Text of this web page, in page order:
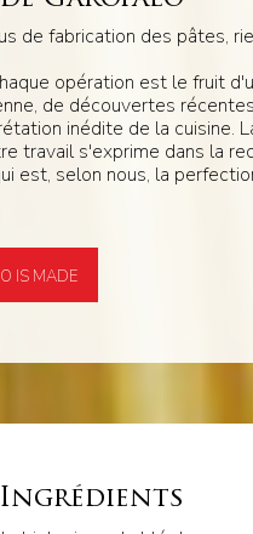
de fabrication des pâtes,
opération est le fruit
de découvertes
inédite de la cuisine.
travail s'exprime dans la
est, selon nous, la
IS MADE
Ingrédients